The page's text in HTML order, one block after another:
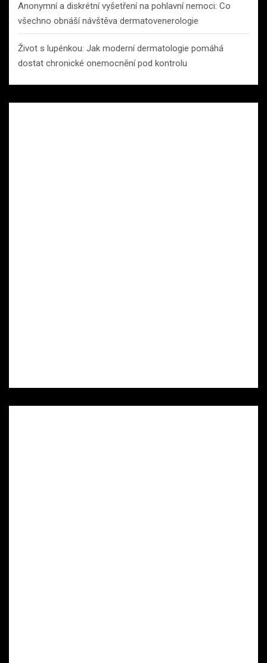
Anonymní a diskrétní vyšetření na pohlavní nemoci: Co
všechno obnáší návštěva dermatovenerologie
Život s lupénkou: Jak moderní dermatologie pomáhá
dostat chronické onemocnění pod kontrolu